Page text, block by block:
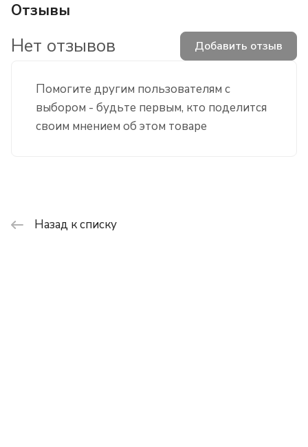
Отзывы
Помогите другим пользователям с
выбором - будьте первым, кто поделится
своим мнением об этом товаре
Нет отзывов Добавить отзыв
Назад к списку